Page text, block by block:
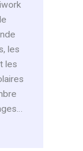
les
les